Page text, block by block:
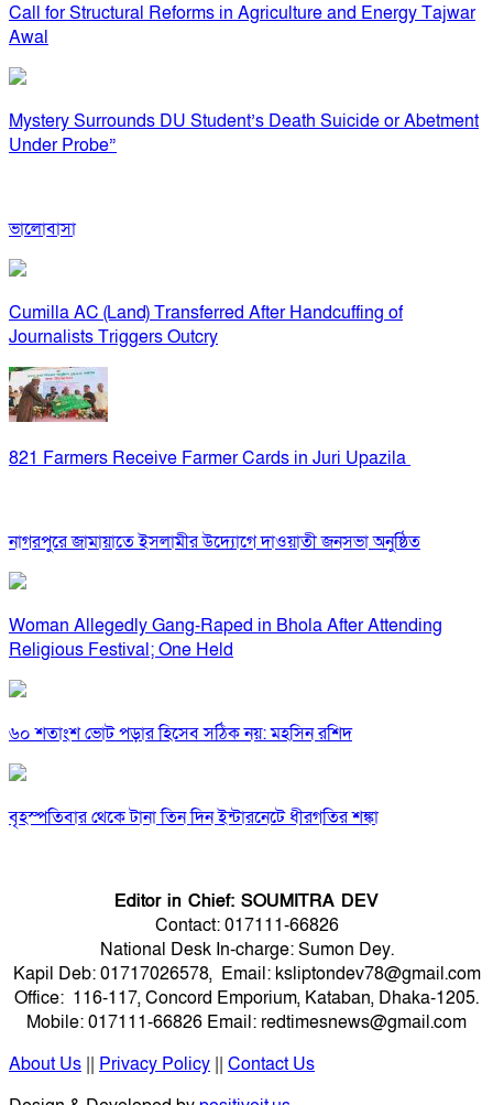
Call for Structural Reforms in Agriculture and Energy Tajwar
Awal
Mystery Surrounds DU Student’s Death Suicide or Abetment
Under Probe”
ভালোবাসা
Cumilla AC (Land) Transferred After Handcuffing of
Journalists Triggers Outcry
821 Farmers Receive Farmer Cards in Juri Upazila
নাগরপুরে জামায়াতে ইসলামীর উদ্যোগে দাওয়াতী জনসভা অনুষ্ঠিত
Woman Allegedly Gang-Raped in Bhola After Attending
Religious Festival; One Held
৬০ শতাংশ ভোট পড়ার হিসেব সঠিক নয়: মহসিন রশিদ
বৃহস্পতিবার থেকে টানা তিন দিন ইন্টারনেটে ধীরগতির শঙ্কা
Editor in Chief: SOUMITRA DEV
Contact: 017111-66826
National Desk In-charge: Sumon Dey.
Kapil Deb: 01717026578, Email: ksliptondev78@gmail.com
Office: 116-117, Concord Emporium, Kataban, Dhaka-1205.
Mobile: 017111-66826 Email: redtimesnews@gmail.com
About Us || Privacy Policy || Contact Us